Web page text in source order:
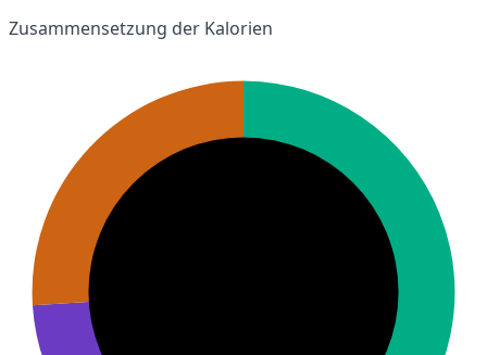
Zusammensetzung der Kalorien